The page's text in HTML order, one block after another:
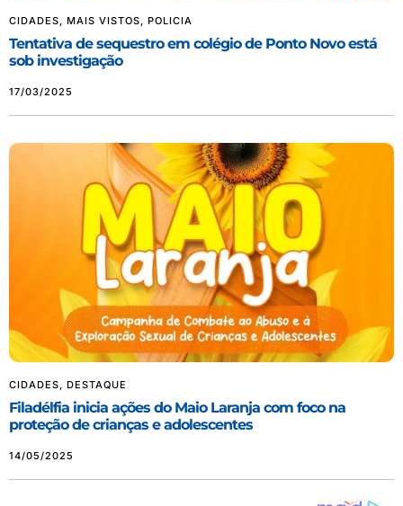
CIDADES MAIS VISTOS POLICIA
Tentativa de sequestro em colégio de Ponto Novo está
sob investigação
17/03/2025
CIDADES, DESTAQUE
Filadélfia inicia ações do Maio Laranja com foco na
proteção de crianças e adolescentes
14/05/2025